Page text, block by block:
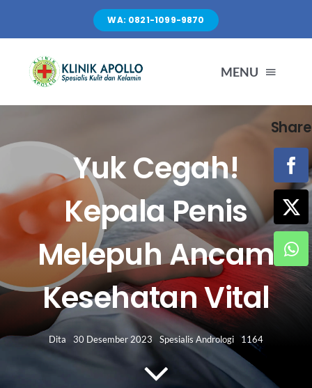
content
WA: 0821-1099-9870
MENU
LAYANAN
FASILITAS
ARTIKEL
HUBUNGI KAMI
Search
Yuk Cegah!
Kepala Penis
Melepuh Ancam
Kesehatan Vital
Dita 30 Desember 2023 Spesialis Andrologi 1164
Share